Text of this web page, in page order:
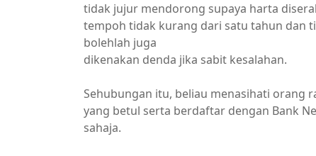
tidak jujur mendorong supaya harta
tempoh tidak kurang dari satu tahun dan
bolehlah juga
dikenakan denda jika sabit kesalahan.
Sehubungan itu, beliau menasihati orang
yang betul serta berdaftar dengan Bank
sahaja.